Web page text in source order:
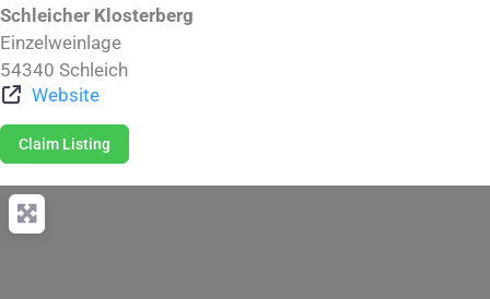
Schleicher Klosterberg
Einzelweinlage
54340 Schleich
Website
Claim Listing